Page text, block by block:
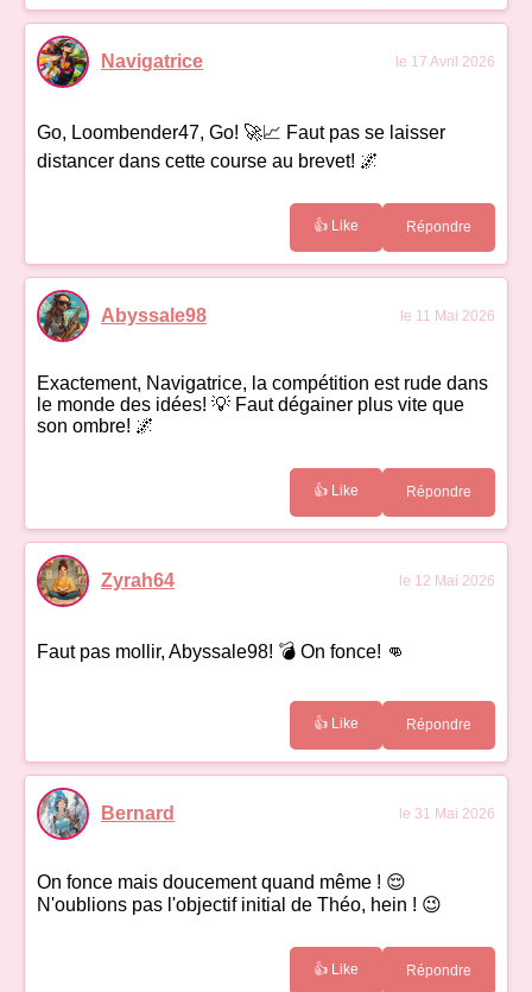
Navigatrice le 17 Avril 2026
Go, Loombender47, Go! 🚀📈 Faut pas se laisser
distancer dans cette course au brevet! 🌌
👍 Like Répondre
Abyssale98 le 11 Mai 2026
Exactement, Navigatrice, la compétition est rude dans
le monde des idées! 💡 Faut dégainer plus vite que
son ombre! 🌌
👍 Like Répondre
Zyrah64 le 12 Mai 2026
Faut pas mollir, Abyssale98! 💣 On fonce! 👊
👍 Like Répondre
Bernard le 31 Mai 2026
On fonce mais doucement quand même ! 😌
N'oublions pas l'objectif initial de Théo, hein ! 😉
👍 Like Répondre